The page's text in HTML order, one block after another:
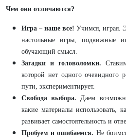
Чем они отличаются?
Игра – наше все! Учимся, играя.
настольные игры, подвижные
обучающий смысл.
Загадки и головоломки.
которой нет одного
пути, экспериментирует.
Свобода выбора. Даем
какие материалы использовать,
развивает самостоятельность и
Пробуем и ошибаемся. Не